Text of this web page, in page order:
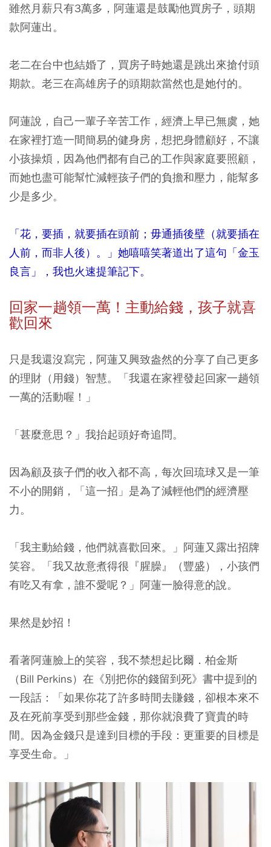
雖然月薪只有3萬多，阿蓮還是鼓勵他買房子，頭期
款阿蓮出。
老二在台中也結婚了，買房子時她還是跳出來搶付頭
期款。老三在高雄房子的頭期款當然也是她付的。
阿蓮說，自己一輩子辛苦工作，經濟上早已無虞，她
在家裡打造一間簡易的健身房，想把身體顧好，不讓
小孩操煩，因為他們都有自己的工作與家庭要照顧，
而她也盡可能幫忙減輕孩子們的負擔和壓力，能幫多
少是多少。
「花，要插，就要插在頭前；毋通插後壁（就要插在
人前，而非人後）。」她嘻嘻笑著道出了這句「金玉
良言」，我也火速提筆記下。
回家一趟領一萬！主動給錢，孩子就喜
歡回來
只是我還沒寫完，阿蓮又興致盎然的分享了自己更多
的理財（用錢）智慧。「我還在家裡發起回家一趟領
一萬的活動喔！」
「甚麼意思？」我抬起頭好奇追問。
因為顧及孩子們的收入都不高，每次回琉球又是一筆
不小的開銷，「這一招」是為了減輕他們的經濟壓
力。
「我主動給錢，他們就喜歡回來。」阿蓮又露出招牌
笑容。「我又故意煮得很『腥臊』（豐盛），小孩們
有吃又有拿，誰不愛呢？」阿蓮一臉得意的說。
果然是妙招！
看著阿蓮臉上的笑容，我不禁想起比爾．柏金斯
（Bill Perkins）在《別把你的錢留到死》書中提到的
一段話：「如果你花了許多時間去賺錢，卻根本來不
及在死前享受到那些金錢，那你就浪費了寶貴的時
間。因為金錢只是達到目標的手段：更重要的目標是
享受生命。」